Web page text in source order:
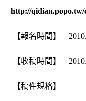
http://qidian.popo.tw/
【報名時間】
【收稿時間】
【稿件規格】